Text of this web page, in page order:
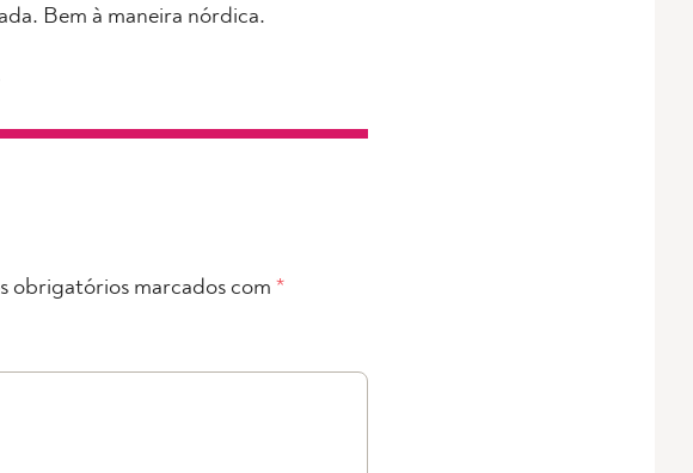
Bem à maneira nórdica.
obrigatórios marcados com *